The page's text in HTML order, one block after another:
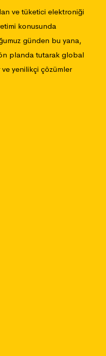
ve tüketici elektroniği
konusunda
günden bu yana,
planda tutarak global
yenilikçi çözümler